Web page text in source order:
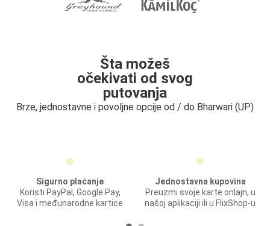
Šta možeš
očekivati od svog
putovanja
Brze, jednostavne i povoljne opcije od / do Bharwari (UP)
Sigurno plaćanje
Koristi PayPal, Google Pay,
Visa i međunarodne kartice
Jednostavna kupovina
Preuzmi svoje karte onlajn, u
našoj aplikaciji ili u FlixShop-u